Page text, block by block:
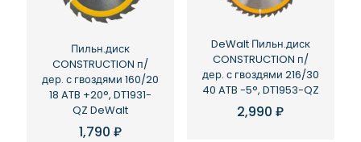
Пильн.диск
CONSTRUCTION п/
дер. с гвоздями 160/20
18 ATB +20°, DT1931-
QZ DeWalt
1,790₽
DeWalt Пильн.диск
CONSTRUCTION п/
дер. с гвоздями 216/30
40 ATB -5°, DT1953-QZ
2,990₽